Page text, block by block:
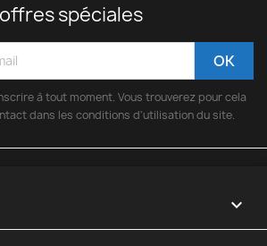
spéciales
à tout moment. Vous trouverez pour cela
dans les conditions d'utilisation du site.
